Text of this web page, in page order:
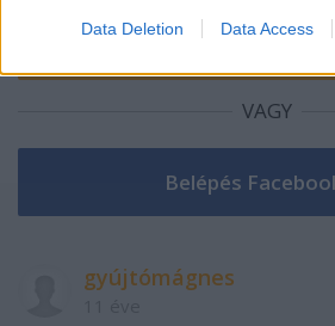
Data Deletion Data Access
VAGY
gyújtómágnes